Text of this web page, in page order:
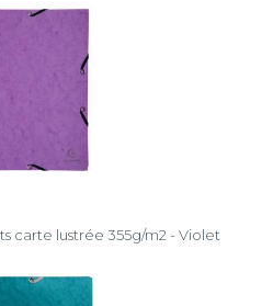
carte lustrée 355g/m2 - Violet